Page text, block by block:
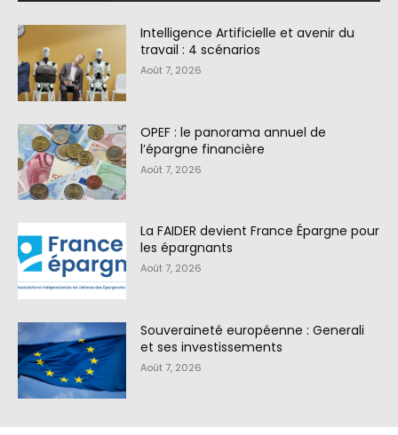
Intelligence Artificielle et avenir du
travail : 4 scénarios
Août 7, 2026
OPEF : le panorama annuel de
l’épargne financière
Août 7, 2026
La FAIDER devient France Épargne pour
les épargnants
Août 7, 2026
Souveraineté européenne : Generali
et ses investissements
Août 7, 2026